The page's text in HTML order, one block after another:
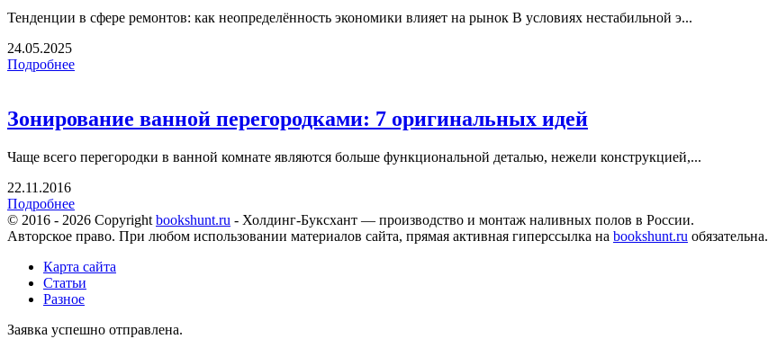
Тенденции в сфере ремонтов: как неопределённость экономики влияет на рынок В условиях нестабильной э...
24.05.2025
Подробнее
Зонирование ванной перегородками: 7 оригинальных идей
Чаще всего перегородки в ванной комнате являются больше функциональной деталью, нежели конструкцией,...
22.11.2016
Подробнее
© 2016 - 2026 Copyright bookshunt.ru - Холдинг-Буксхант — производство и монтаж наливных полов в России.
Авторское право. При любом использовании материалов сайта, прямая активная гиперссылка на bookshunt.ru обязательна.
Карта сайта
Статьи
Разное
Заявка успешно отправлена.